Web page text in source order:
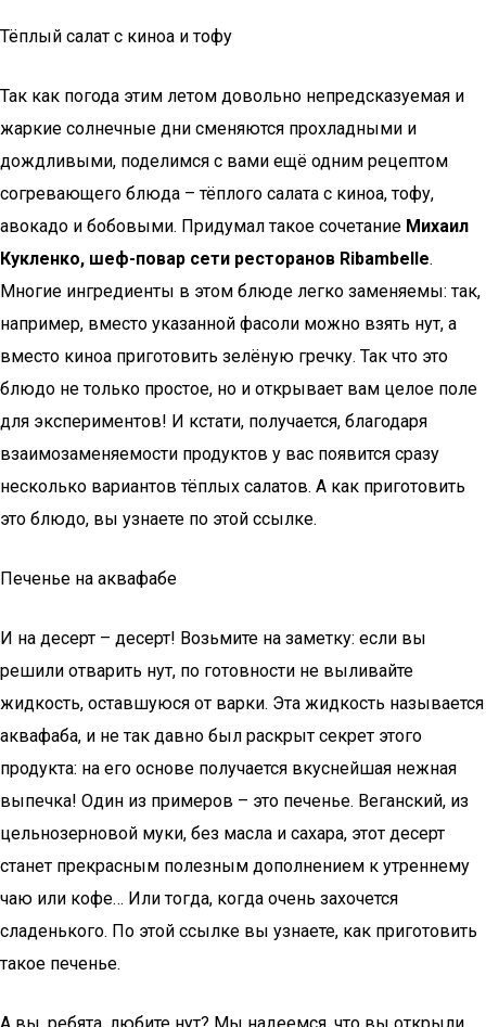
Тёплый салат с киноа и тофу
Так как погода этим летом довольно непредсказуемая и
жаркие солнечные дни сменяются прохладными и
дождливыми, поделимся с вами ещё одним рецептом
согревающего блюда – тёплого салата с киноа, тофу,
авокадо и бобовыми. Придумал такое сочетание Михаил
Кукленко, шеф-повар сети ресторанов Ribambelle.
Многие ингредиенты в этом блюде легко заменяемы: так,
например, вместо указанной фасоли можно взять нут, а
вместо киноа приготовить зелёную гречку. Так что это
блюдо не только простое, но и открывает вам целое поле
для экспериментов! И кстати, получается, благодаря
взаимозаменяемости продуктов у вас появится сразу
несколько вариантов тёплых салатов. А как приготовить
это блюдо, вы узнаете по этой ссылке.
Печенье на аквафабе
И на десерт – десерт! Возьмите на заметку: если вы
решили отварить нут, по готовности не выливайте
жидкость, оставшуюся от варки. Эта жидкость называется
аквафаба, и не так давно был раскрыт секрет этого
продукта: на его основе получается вкуснейшая нежная
выпечка! Один из примеров – это печенье. Веганский, из
цельнозерновой муки, без масла и сахара, этот десерт
станет прекрасным полезным дополнением к утреннему
чаю или кофе… Или тогда, когда очень захочется
сладенького. По этой ссылке вы узнаете, как приготовить
такое печенье.